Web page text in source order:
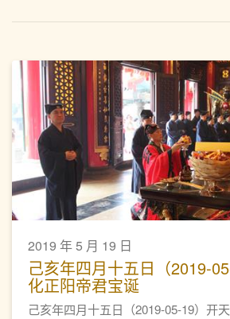
2019 年 5 月 19 日
己亥年四月十五日（2019-
化正阳帝君宝诞
己亥年四月十五日（2019-05-19）开